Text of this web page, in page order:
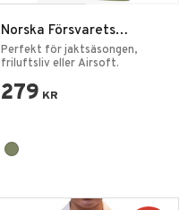
Norska Försvarets
Thermal Tröja Olivgrön
Perfekt för jaktsäsongen,
friluftsliv eller Airsoft.
279 KR